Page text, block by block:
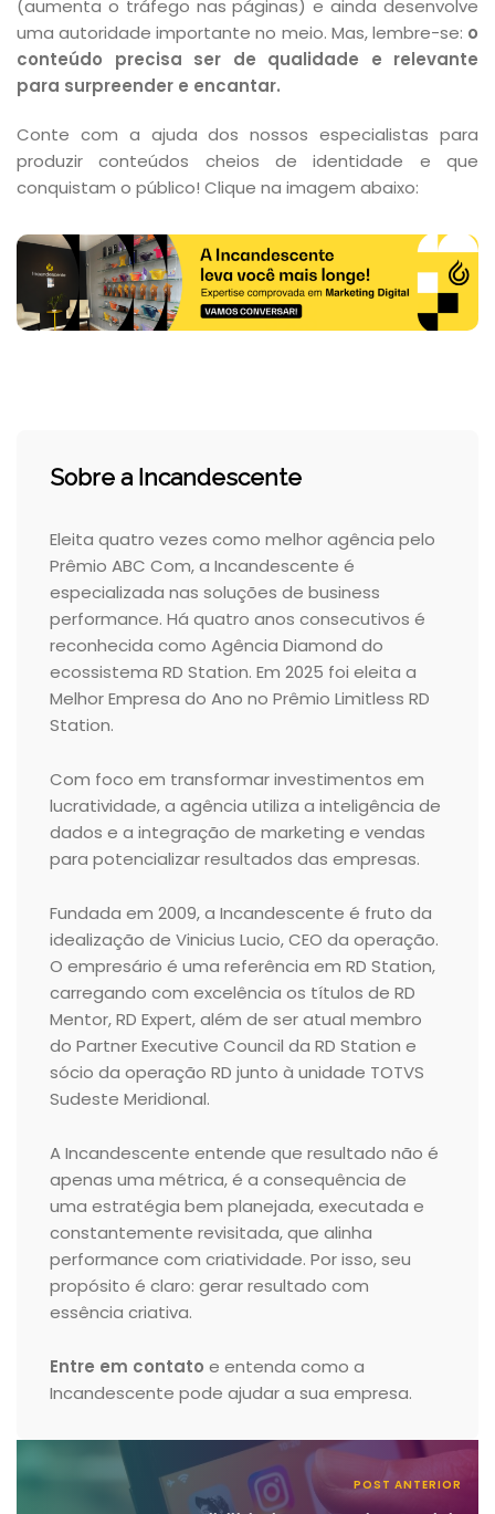
(aumenta o tráfego nas páginas) e ainda desenvolve
uma autoridade importante no meio. Mas, lembre-se: o
conteúdo precisa ser de qualidade e relevante
para surpreender e encantar.
Conte com a ajuda dos nossos especialistas para
produzir conteúdos cheios de identidade e que
conquistam o público! Clique na imagem abaixo:
Sobre a Incandescente
Eleita quatro vezes como melhor agência pelo
Prêmio ABC Com, a Incandescente é
especializada nas soluções de business
performance. Há quatro anos consecutivos é
reconhecida como Agência Diamond do
ecossistema RD Station. Em 2025 foi eleita a
Melhor Empresa do Ano no Prêmio Limitless RD
Station.
Com foco em transformar investimentos em
lucratividade, a agência utiliza a inteligência de
dados e a integração de marketing e vendas
para potencializar resultados das empresas.
Fundada em 2009, a Incandescente é fruto da
idealização de Vinicius Lucio, CEO da operação.
O empresário é uma referência em RD Station,
carregando com excelência os títulos de RD
Mentor, RD Expert, além de ser atual membro
do Partner Executive Council da RD Station e
sócio da operação RD junto à unidade TOTVS
Sudeste Meridional.
A Incandescente entende que resultado não é
apenas uma métrica, é a consequência de
uma estratégia bem planejada, executada e
constantemente revisitada, que alinha
performance com criatividade. Por isso, seu
propósito é claro: gerar resultado com
essência criativa.
Entre em contato e entenda como a
Incandescente pode ajudar a sua empresa.
POST ANTERIOR